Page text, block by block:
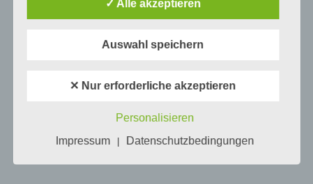
a) personenbezogene Daten
Personenbezogene Daten sind alle
oder identifizierbare natürliche Person (im
Folgenden „betroffene Person") beziehen.
Als identifizierbar wird eine natürliche
insbesondere mittels Zuordnung zu einer
✓ Alle akzeptieren
Auswahl speichern
✕ Nur erforderliche akzeptieren
Personalisieren
Impressum
| Datenschutzbedingungen